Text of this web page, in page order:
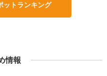
ットランキング
情報